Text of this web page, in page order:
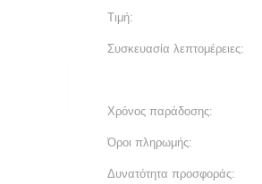
Τιμή:
Συσκευασία λεπτομέρειες:
Χρόνος παράδοσης:
Όροι πληρωμής:
Δυνατότητα προσφοράς: